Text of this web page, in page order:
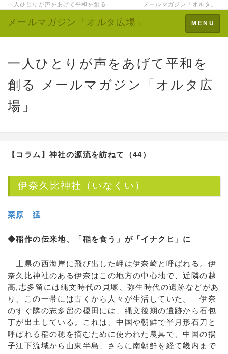
一人ひとりが声をあげて平和を創る メールマガジン「オルタ」
Toggle
navigation
MENU
メールマガジン「オルタ広場」
一人ひとりが声をあげて平和を
創る メールマガジン「オルタ広
場」
【コラム】 神社の源流を訪ねて（44）
伊奈久比神社（いなくい）
栗原 猛
◆稲作の伝来地、「稲を食う」が「イナクヒ」に
上県の西海岸に飛び出した岬は伊奈崎と呼ばれる。伊
奈久比神社のある伊奈はこの地方の中心地で、近隣の越
高,志多留には縄文時代の貝塚、弥生時代の遺跡などがあ
り、この一帯には古くから人々が生活していた。 伊奈
のすぐ隣の志多留の榎田には、縄文後期の遺跡から石包
丁が出土している。これは、中国や朝鮮で半月形石刀と
呼ばれる稲の穂を摘むために使われた農具で、中国の揚
子江下流域から山東半島、さらに南朝鮮を経て畿内まで